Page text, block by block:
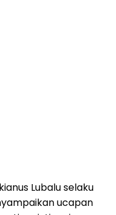
Lubalu selaku
ucapan